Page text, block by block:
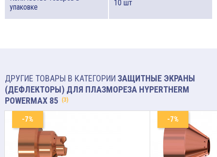
упаковке
10 шт
ДРУГИЕ ТОВАРЫ В КАТЕГОРИИ ЗАЩИТНЫЕ ЭКРАНЫ
(ДЕФЛЕКТОРЫ) ДЛЯ ПЛАЗМОРЕЗА HYPERTHERM
POWERMAX 85 (3)
-7% -7%